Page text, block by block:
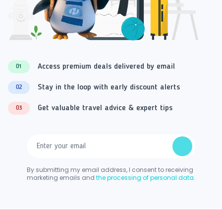
01 Access premium deals delivered by email
02 Stay in the loop with early discount alerts
03 Get valuable travel advice & expert tips
By submitting my email address, I consent to receiving
marketing emails and the processing of personal data.